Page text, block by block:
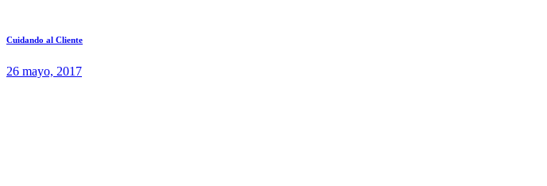
Cuidando al Cliente
26 mayo, 2017